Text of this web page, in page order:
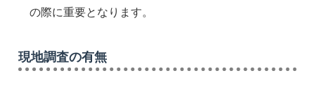
の際に重要となります。
現地調査の有無